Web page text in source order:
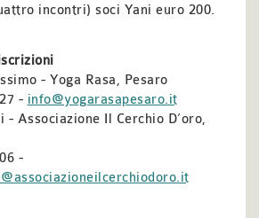
incontri) soci Yani euro 200.
- Yoga Rasa, Pesaro
- info@yogarasapesaro.it
- Associazione Il Cerchio D’oro,
-